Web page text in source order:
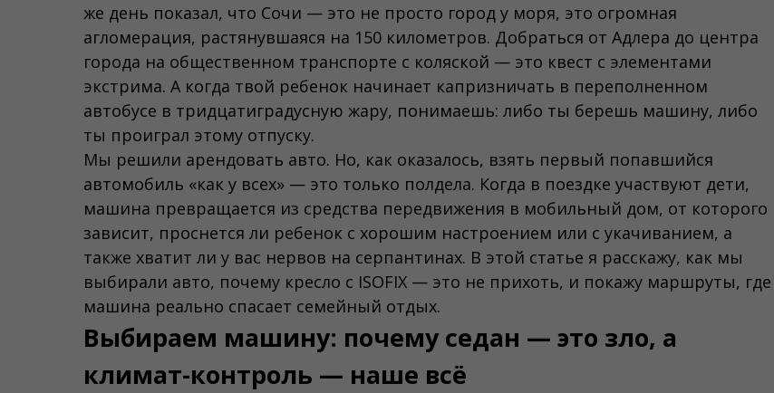
же день показал, что Сочи — это не просто город у моря, это огромная
агломерация, растянувшаяся на 150 километров. Добраться от Адлера до центра
города на общественном транспорте с коляской — это квест с элементами
экстрима. А когда твой ребенок начинает капризничать в переполненном
автобусе в тридцатиградусную жару, понимаешь: либо ты берешь машину, либо
ты проиграл этому отпуску.
Мы решили арендовать авто. Но, как оказалось, взять первый попавшийся
автомобиль «как у всех» — это только полдела. Когда в поездке участвуют дети,
машина превращается из средства передвижения в мобильный дом, от которого
зависит, проснется ли ребенок с хорошим настроением или с укачиванием, а
также хватит ли у вас нервов на серпантинах. В этой статье я расскажу, как мы
выбирали авто, почему кресло с ISOFIX — это не прихоть, и покажу маршруты, где
машина реально спасает семейный отдых.
Выбираем машину: почему седан — это зло, а
климат-контроль — наше всё